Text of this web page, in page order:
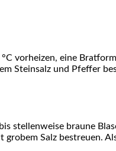
vor­hei­zen, eine
Stein­salz und Pfef­fer
stel­len­wei­se brau­ne
Salz bestreu­en.